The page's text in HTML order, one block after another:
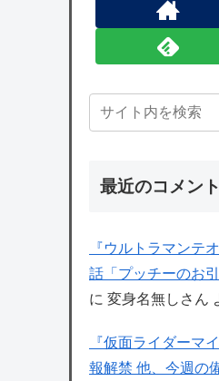
最近のコメント
『ウルトラマンテ
話「プッチーのお
に 変身名無しさん
『仮面ライダーマ
報解禁 他、今週の